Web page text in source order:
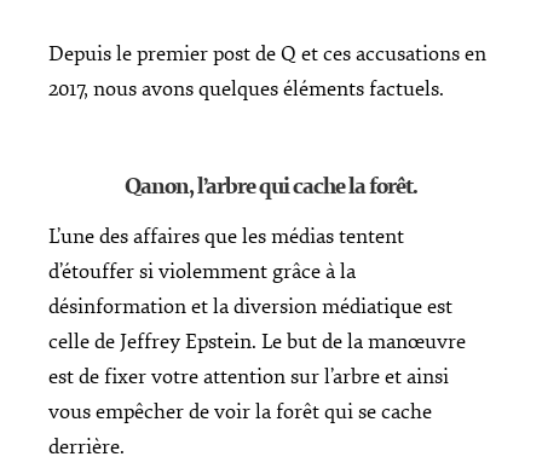
Depuis le premier post de Q et ces accusations en
2017, nous avons quelques éléments factuels.
Qanon, l’arbre qui cache la forêt.
L’une des affaires que les médias tentent
d’étouffer si violemment grâce à la
désinformation et la diversion médiatique est
celle de Jeffrey Epstein. Le but de la manœuvre
est de fixer votre attention sur l’arbre et ainsi
vous empêcher de voir la forêt qui se cache
derrière.